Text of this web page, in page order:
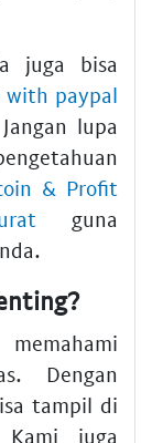
juga bisa
with paypal
lupa
& Profit
guna
Dengan
tampil di
Kami juga